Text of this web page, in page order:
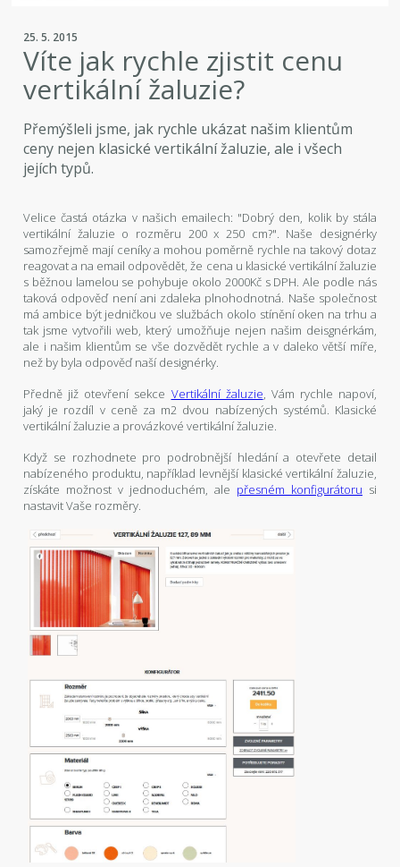
25. 5. 2015
Víte jak rychle zjistit cenu
vertikální žaluzie?
Přemýšleli jsme, jak rychle ukázat našim klientům
ceny nejen klasické vertikální žaluzie, ale i všech
jejích typů.
Velice častá otázka v našich emailech: "Dobrý den, kolik by stála
vertikální žaluzie o rozměru 200 x 250 cm?". Naše designérky
samozřejmě mají ceníky a mohou poměrně rychle na takový dotaz
reagovat a na email odpovědět, že cena u klasické vertikální žaluzie
s běžnou lamelou se pohybuje okolo 2000Kč s DPH. Ale podle nás
taková odpověď není ani zdaleka plnohodnotná. Naše společnost
má ambice být jedničkou ve službách okolo stínění oken na trhu a
tak jsme vytvořili web, který umožňuje nejen našim deisgnérkám,
ale i našim klientům se vše dozvědět rychle a v daleko větší míře,
než by byla odpověď naší designérky.
Předně již otevření sekce Vertikální žaluzie, Vám rychle napoví,
jaký je rozdíl v ceně za m2 dvou nabízených systémů. Klasické
vertikální žaluzie a provázkové vertikální žaluzie.
Když se rozhodnete pro podrobnější hledání a otevřete detail
nabízeného produktu, například levnější klasické vertikální žaluzie,
získáte možnost v jednoduchém, ale přesném konfigurátoru si
nastavit Vaše rozměry.